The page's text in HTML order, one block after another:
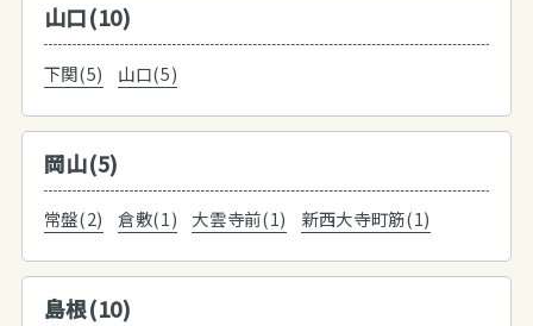
山口(10)
下関(5) 山口(5)
岡山(5)
常盤(2) 倉敷(1) 大雲寺前(1) 新西大寺町筋(1)
島根(10)